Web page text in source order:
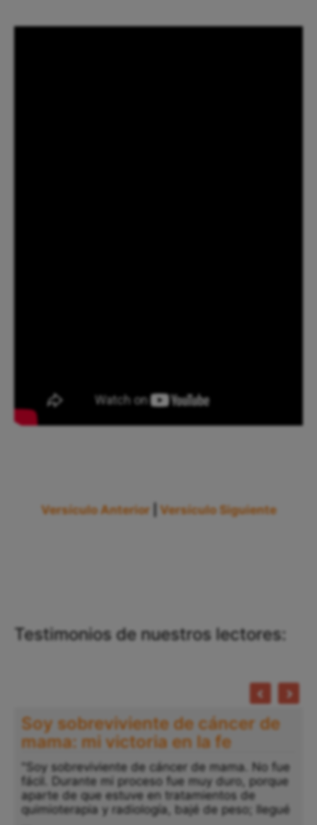
Versículo Anterior Versículo Siguiente
Testimonios de nuestros lectores:
Soy sobreviviente de cáncer de
mama: mi victoria en la fe
"Soy sobreviviente de cáncer de mama. No fue
fácil. Durante mi proceso fue muy duro, porque
aparte de que estuve en tratamientos de
quimioterapia y radiología, bajé de peso; llegué